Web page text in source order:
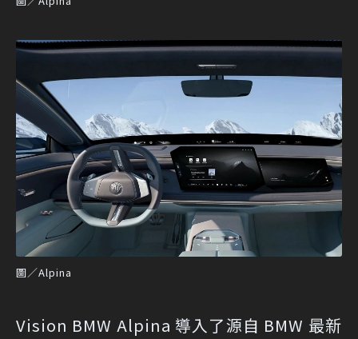
圖／Alpina
Vision BMW Alpina 導入了源自 BMW 最新